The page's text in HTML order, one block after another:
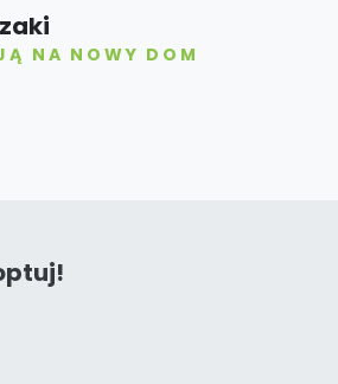
NA NOWY DOM